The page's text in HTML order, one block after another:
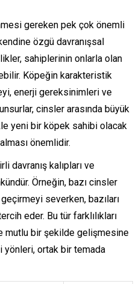
gereken pek çok önemli
özgü davranışsal
sahiplerinin onlarla olan
Köpeğin karakteristik
enerji gereksinimleri ve
cinsler arasında büyük
yeni bir köpek sahibi olacak
önemlidir.
davranış kalıpları ve
Örneğin, bazı cinsler
severken, bazıları
eder. Bu tür farklılıkları
mutlu bir şekilde gelişmesine
yönleri, ortak bir temada